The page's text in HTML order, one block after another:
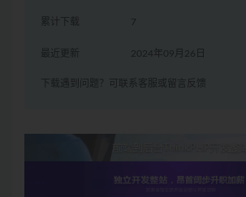
累计下载 7
最近更新 2024年09月26日
下载遇到问题？可联系客服或留言反馈